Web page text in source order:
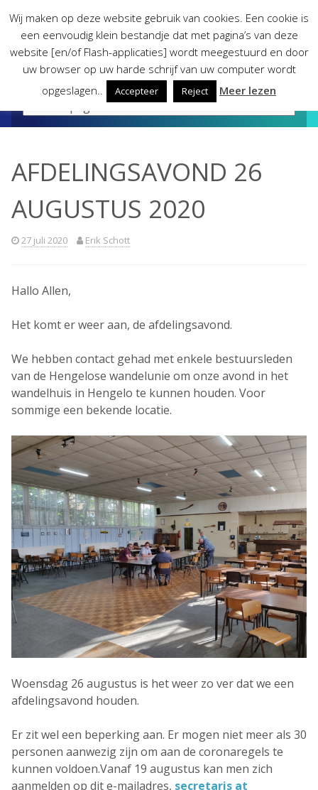
content
AFDELINGSAVOND 26
AUGUSTUS 2020
27 juli 2020 Erik Schott
Hallo Allen,
Het komt er weer aan, de afdelingsavond.
We hebben contact gehad met enkele bestuursleden
van de Hengelose wandelunie om onze avond in het
wandelhuis in Hengelo te kunnen houden. Voor
sommige een bekende locatie.
Woensdag 26 augustus is het weer zo ver dat we een
afdelingsavond houden.
Er zit wel een beperking aan. Er mogen niet meer als 30
personen aanwezig zijn om aan de coronaregels te
kunnen voldoen.Vanaf 19 augustus kan men zich
aanmelden op dit e-mailadres, secretaris at
Wij maken op deze website gebruik van cookies. Een cookie is
een eenvoudig klein bestandje dat met pagina’s van deze
website [en/of Flash-applicaties] wordt meegestuurd en door
uw browser op uw harde schrijf van uw computer wordt
opgeslagen..
Accepteer Reject Meer lezen